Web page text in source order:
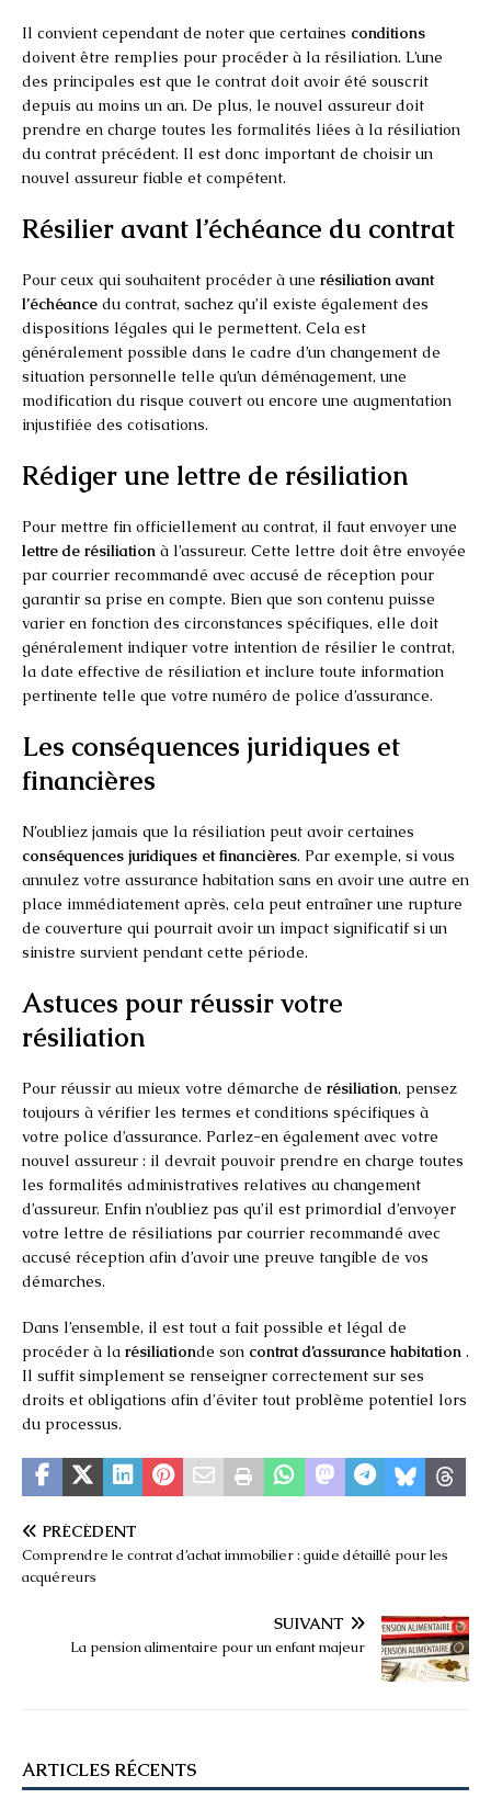
Il convient cependant de noter que certaines conditions
doivent être remplies pour procéder à la résiliation. L’une
des principales est que le contrat doit avoir été souscrit
depuis au moins un an. De plus, le nouvel assureur doit
prendre en charge toutes les formalités liées à la résiliation
du contrat précédent. Il est donc important de choisir un
nouvel assureur fiable et compétent.
Résilier avant l’échéance du contrat
Pour ceux qui souhaitent procéder à une résiliation avant
l’échéance du contrat, sachez qu’il existe également des
dispositions légales qui le permettent. Cela est
généralement possible dans le cadre d’un changement de
situation personnelle telle qu’un déménagement, une
modification du risque couvert ou encore une augmentation
injustifiée des cotisations.
Rédiger une lettre de résiliation
Pour mettre fin officiellement au contrat, il faut envoyer une
lettre de résiliation à l’assureur. Cette lettre doit être envoyée
par courrier recommandé avec accusé de réception pour
garantir sa prise en compte. Bien que son contenu puisse
varier en fonction des circonstances spécifiques, elle doit
généralement indiquer votre intention de résilier le contrat,
la date effective de résiliation et inclure toute information
pertinente telle que votre numéro de police d’assurance.
Les conséquences juridiques et
financières
N’oubliez jamais que la résiliation peut avoir certaines
conséquences juridiques et financières. Par exemple, si vous
annulez votre assurance habitation sans en avoir une autre en
place immédiatement après, cela peut entraîner une rupture
de couverture qui pourrait avoir un impact significatif si un
sinistre survient pendant cette période.
Astuces pour réussir votre
résiliation
Pour réussir au mieux votre démarche de résiliation, pensez
toujours à vérifier les termes et conditions spécifiques à
votre police d’assurance. Parlez-en également avec votre
nouvel assureur : il devrait pouvoir prendre en charge toutes
les formalités administratives relatives au changement
d’assureur. Enfin n’oubliez pas qu’il est primordial d’envoyer
votre lettre de résiliations par courrier recommandé avec
accusé réception afin d’avoir une preuve tangible de vos
démarches.
Dans l’ensemble, il est tout a fait possible et légal de
procéder à la résiliationde son contrat d’assurance habitation .
Il suffit simplement se renseigner correctement sur ses
droits et obligations afin d’éviter tout problème potentiel lors
du processus.
PRÉCÉDENT
Comprendre le contrat d’achat immobilier : guide détaillé pour les
acquéreurs
SUIVANT
La pension alimentaire pour un enfant majeur
ARTICLES RÉCENTS